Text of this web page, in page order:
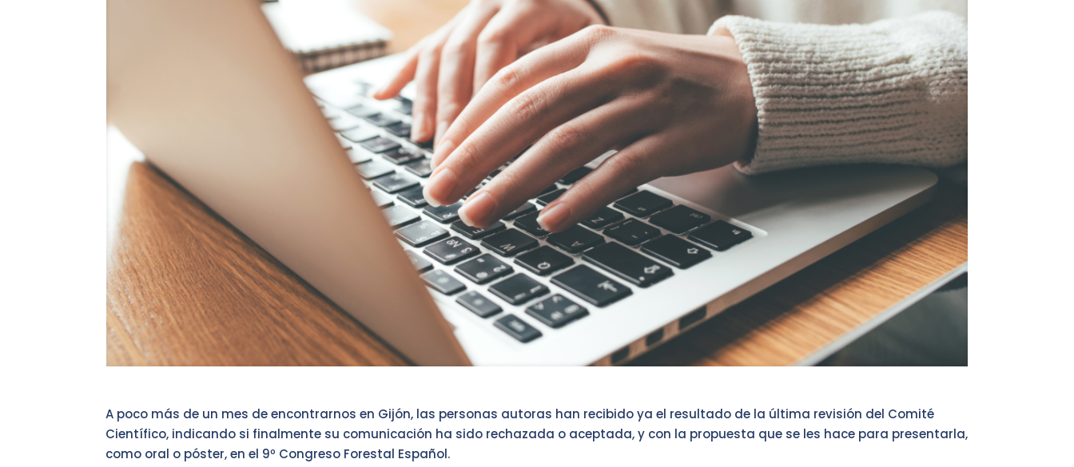
A poco más de un mes de encontrarnos en Gijón, las personas autoras han recibido ya el resultado de la última revisión del Comité
Científico, indicando si finalmente su comunicación ha sido rechazada o aceptada, y con la propuesta que se les hace para presentarla,
como oral o póster, en el 9º Congreso Forestal Español.